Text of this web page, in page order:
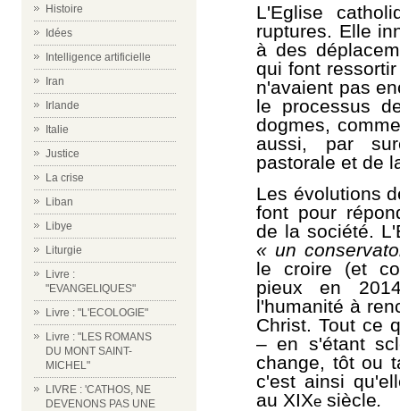
Histoire
Idées
Intelligence artificielle
Iran
Irlande
Italie
Justice
La crise
Liban
Libye
Liturgie
Livre :
"EVANGELIQUES"
Livre : "L'ECOLOGIE"
Livre : "LES ROMANS
DU MONT SAINT-
MICHEL"
LIVRE : 'CATHOS, NE
DEVENONS PAS UNE
L'Eglise
ruptures. Elle
à des
qui font
n'avaient pas
le processus
dogmes,
aussi, par
pastorale et de
Les évolutions
font pour
de la société.
« un
le croire (et
pieux en
l'humanité à
Christ. Tout ce
– en s'étant
change, tôt ou
c'est ainsi
au XIXe siècle.